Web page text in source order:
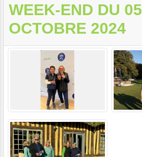
WEEK-END DU 05
OCTOBRE 2024